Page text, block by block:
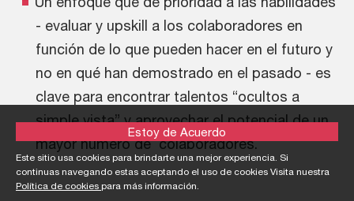
- evaluar y upskill a los colaboradores en
función de lo que pueden hacer en el futuro y
no en qué han demostrado en el pasado - es
clave para encontrar talentos “ocultos a
simple vista” y aprovechar el potencial de un
mayor número de colaboradores.
Este sitio usa cookies para brindarte una mejor experiencia. Si
continuas navegando estas aceptando el uso de cookies Visita nuestra
Política de cookies para más información.
Estoy de Acuerdo